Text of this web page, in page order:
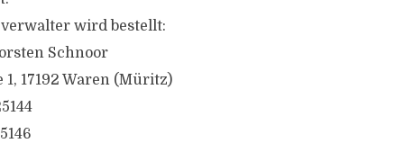
wird bestellt:
Schnoor
17192 Waren (Müritz)